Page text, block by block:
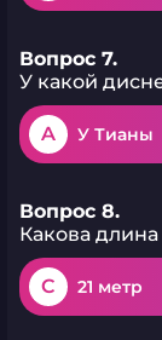
Вопрос 7.
У какой
A У Тианы
Вопрос 8.
Какова
C 21 метр